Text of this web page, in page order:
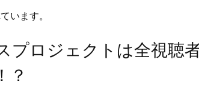
います。
プロジェクトは全視聴
？